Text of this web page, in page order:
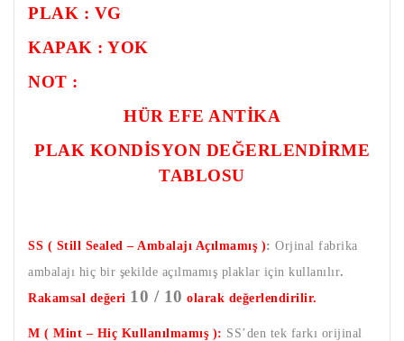
PLAK : VG
KAPAK : YOK
NOT :
HÜR EFE ANTİKA
PLAK KONDİSYON DEĞERLENDİRME
TABLOSU
SS ( Still Sealed – Ambalajı Açılmamış ): Orjinal fabrika
ambalajı hiç bir şekilde açılmamış plaklar için kullanılır.
Rakamsal değeri 10 / 10 olarak değerlendirilir.
M ( Mint – Hiç Kullanılmamış ): SS’den tek farkı orijinal